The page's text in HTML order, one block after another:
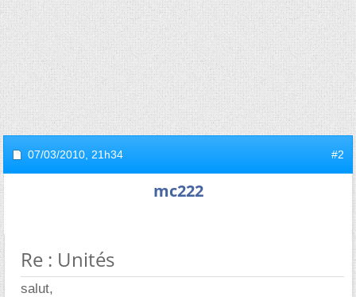
07/03/2010, 21h34 #2
mc222
Re : Unités
salut,